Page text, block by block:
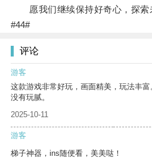
愿我们继续保持好奇心，探索
#44#
评论
游客
这款游戏非常好玩，画面精美，玩法丰
没有玩腻。
2025-10-11
游客
梯子神器，ins随便看，美美哒！